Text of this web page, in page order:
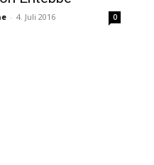
- 4. Juli 2016 0